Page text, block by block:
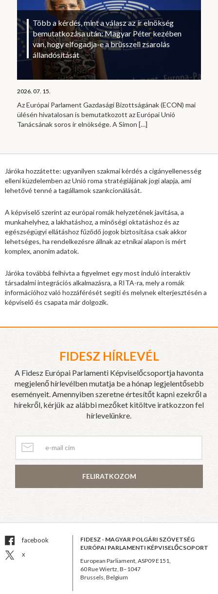
Több a kérdés, mint a válasz az ír elnökség
bemutatkozása után: Magyar Péter kezében
van, hogy elfogadja-e a brüsszeli zsarolás
állandósítását
2026. 07. 15.
Az Európai Parlament Gazdasági Bizottságának (ECON) mai
ülésén hivatalosan is bemutatkozott az Európai Unió
Tanácsának soros ír elnöksége. A Simon […]
Járóka hozzátette: ugyanilyen szakmai kérdés a cigányellenesség
elleni küzdelemben az Unió roma stratégiájának jogi alapja, ami
lehetővé tenné a tagállamok szankcionálását.
A képviselő szerint az európai romák helyzetének javítása, a
munkahelyhez, a lakhatáshoz, a minőségi oktatáshoz és az
egészségügyi ellátáshoz fűződő jogok biztosítása csak akkor
lehetséges, ha rendelkezésre állnak az etnikai alapon is mért
komplex, anonim adatok.
Járóka továbbá felhívta a figyelmet egy most induló interaktív
társadalmi integrációs alkalmazásra, a RITA-ra, mely a romák
információhoz való hozzáférését segíti és melynek elterjesztésén a
képviselő és csapata már dolgozik.
FIDESZ HÍRLEVÉL
A Fidesz Európai Parlamenti Képviselőcsoportja havonta
megjelenő hírlevélben mutatja be a hónap legjelentősebb
eseményeit. Amennyiben szeretne értesítőt kapni ezekről a
hírekről, kérjük az alábbi mezőket kitöltve iratkozzon fel
hírlevelünkre.
FELIRATKOZOM
facebook
x
FIDESZ - MAGYAR POLGÁRI SZÖVETSÉG
EURÓPAI PARLAMENTI KÉPVISELŐCSOPORT
European Parliament, ASP09 E151,
60 Rue Wiertz, B–1047
Brussels, Belgium